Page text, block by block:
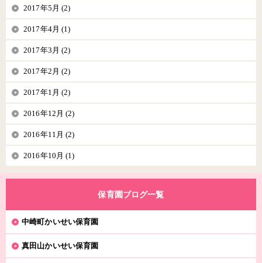
2017年5月 (2)
2017年4月 (1)
2017年3月 (2)
2017年2月 (2)
2017年1月 (2)
2016年12月 (2)
2016年11月 (2)
2016年10月 (1)
保育園ブログ一覧
中崎町かいせい保育園
真田山かいせい保育園